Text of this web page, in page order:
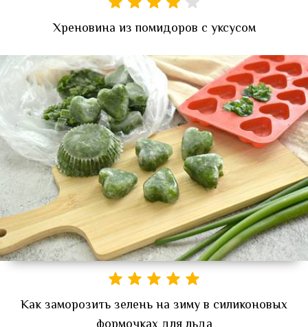
Хреновина из помидоров с уксусом
Как заморозить зелень на зиму в силиконовых